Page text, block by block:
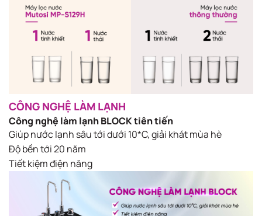
CÔNG NGHỆ LÀM LẠNH
Công nghệ làm lạnh BLOCK tiên tiến
Giúp nước lạnh sâu tới dưới 10*C, giải khát mùa hè
Độ bền tới 20 năm
Tiết kiệm điện năng